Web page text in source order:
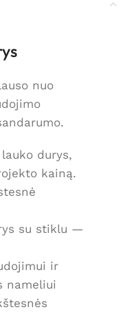
nuo
durys,
kainą.
su stiklu —
ir
nameliui